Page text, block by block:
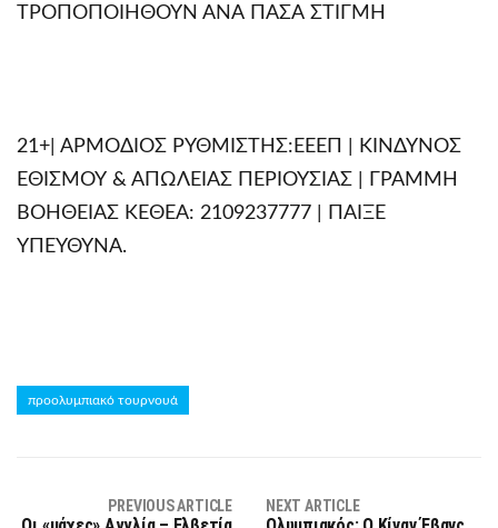
ΤΡΟΠΟΠΟΙΗΘΟΥΝ ΑΝΑ ΠΑΣΑ ΣΤΙΓΜΗ
21+| ΑΡΜΟΔΙΟΣ ΡΥΘΜΙΣΤΗΣ:ΕΕΕΠ | ΚΙΝΔΥΝΟΣ
ΕΘΙΣΜΟΥ & ΑΠΩΛΕΙΑΣ ΠΕΡΙΟΥΣΙΑΣ | ΓΡΑΜΜΗ
ΒΟΗΘΕΙΑΣ ΚΕΘΕΑ: 2109237777 | ΠΑΙΞΕ
ΥΠΕΥΘΥΝΑ.
προολυμπιακό τουρνουά
PREVIOUS ARTICLE NEXT ARTICLE